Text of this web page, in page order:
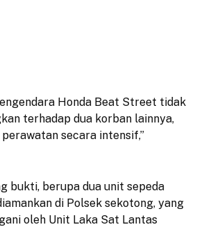
Honda Beat Street tidak
terhadap dua korban lainnya,
secara intensif,”
bukti, berupa dua unit sepeda
di Polsek sekotong, yang
oleh Unit Laka Sat Lantas